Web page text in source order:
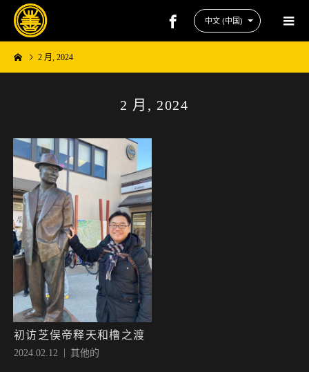
2 月, 2024
2 月, 2024
初访芝俣帝释天和橹之渡
2024.02.12 其他的